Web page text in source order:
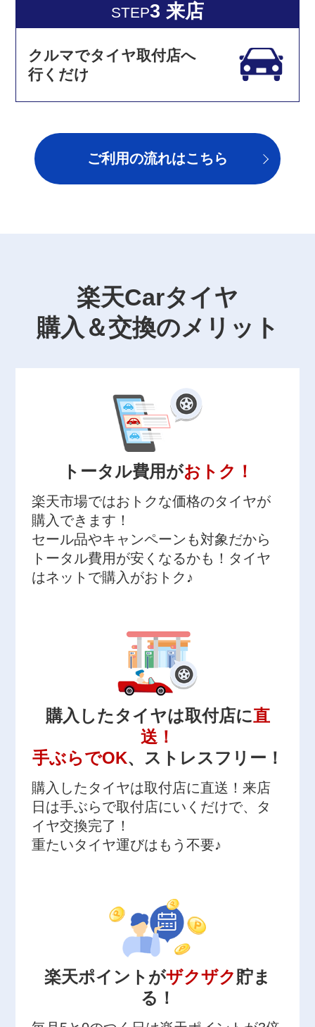
STEP3 来店
クルマでタイヤ取付店へ
行くだけ
ご利用の流れはこちら
楽天Carタイヤ
購入＆交換のメリット
トータル費用がおトク！
楽天市場ではおトクな価格のタイヤが
購入できます！
セール品やキャンペーンも対象だから
トータル費用が安くなるかも！タイヤ
はネットで購入がおトク♪
購入したタイヤは取付店に直
送！
手ぶらでOK、ストレスフリー！
購入したタイヤは取付店に直送！来店
日は手ぶらで取付店にいくだけで、タ
イヤ交換完了！
重たいタイヤ運びはもう不要♪
楽天ポイントがザクザク貯ま
る！